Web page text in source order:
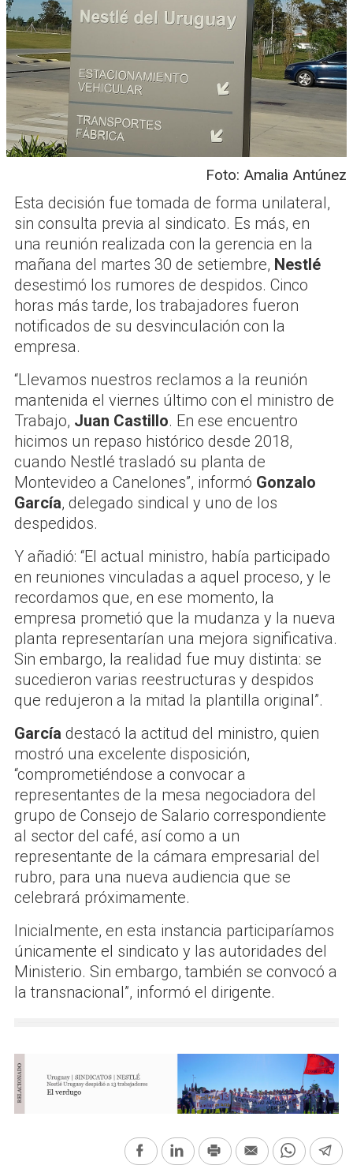
Foto: Amalia Antúnez
Esta decisión fue tomada de forma unilateral,
sin consulta previa al sindicato. Es más, en
una reunión realizada con la gerencia en la
mañana del martes 30 de setiembre, Nestlé
desestimó los rumores de despidos. Cinco
horas más tarde, los trabajadores fueron
notificados de su desvinculación con la
empresa.
“Llevamos nuestros reclamos a la reunión
mantenida el viernes último con el ministro de
Trabajo, Juan Castillo. En ese encuentro
hicimos un repaso histórico desde 2018,
cuando Nestlé trasladó su planta de
Montevideo a Canelones”, informó Gonzalo
García, delegado sindical y uno de los
despedidos.
Y añadió: “El actual ministro, había participado
en reuniones vinculadas a aquel proceso, y le
recordamos que, en ese momento, la
empresa prometió que la mudanza y la nueva
planta representarían una mejora significativa.
Sin embargo, la realidad fue muy distinta: se
sucedieron varias reestructuras y despidos
que redujeron a la mitad la plantilla original”.
García destacó la actitud del ministro, quien
mostró una excelente disposición,
“comprometiéndose a convocar a
representantes de la mesa negociadora del
grupo de Consejo de Salario correspondiente
al sector del café, así como a un
representante de la cámara empresarial del
rubro, para una nueva audiencia que se
celebrará próximamente.
Inicialmente, en esta instancia participaríamos
únicamente el sindicato y las autoridades del
Ministerio. Sin embargo, también se convocó a
la transnacional”, informó el dirigente.
FacebookLinkedInPrint Email